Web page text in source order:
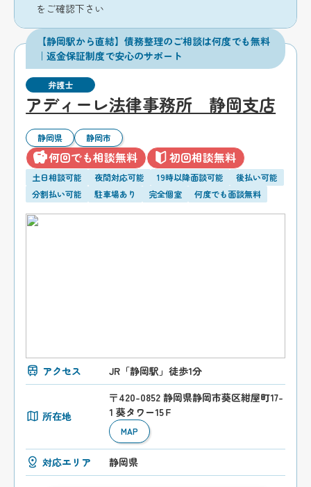
をご確認下さい
【静岡駅から直結】債務整理のご相談は何度でも無料
｜返金保証制度で安心のサポート
弁護士
アディーレ法律事務所 静岡支店
静岡県 静岡市
何回でも相談無料 初回相談無料
土日相談可能 夜間対応可能 19時以降面談可能
後払い可能
分割払い可能
駐車場あり 完全個室 何度でも面談無料
アクセス JR「静岡駅」徒歩1分
所在地
〒420-0852 静岡県静岡市葵区紺屋町17-
1 葵タワー15Ｆ
MAP
対応エリア 静岡県